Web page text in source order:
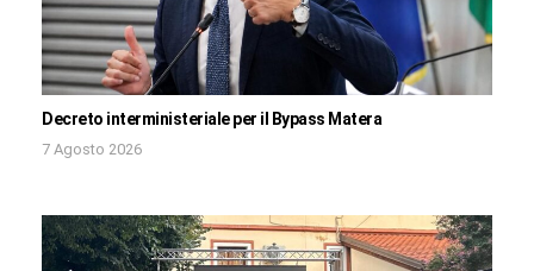
Decreto interministeriale per il Bypass Matera
7 Agosto 2026